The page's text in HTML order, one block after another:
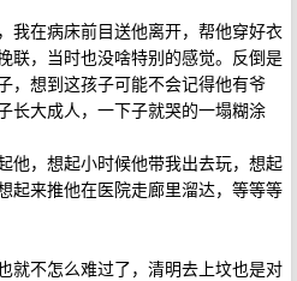
我在病床前目送他离开，帮他穿好衣
联，当时也没啥特别的感觉。反倒是
，想到这孩子可能不会记得他有爷
长大成人，一下子就哭的一塌糊涂
他，想起小时候他带我出去玩，想起
起来推他在医院走廊里溜达，等等等
就不怎么难过了，清明去上坟也是对